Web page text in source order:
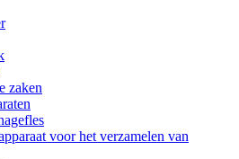
zaken
voor het verzamelen van